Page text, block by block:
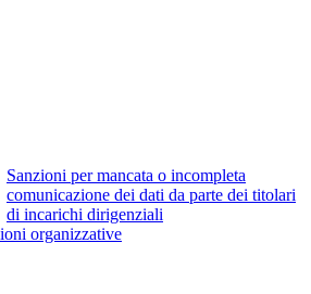
Sanzioni per mancata o incompleta
comunicazione dei dati da parte dei titolari
di incarichi dirigenziali
organizzative